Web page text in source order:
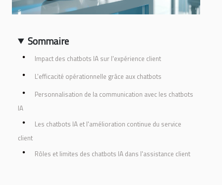
Sommaire
Impact des chatbots IA sur l'expérience client
L'efficacité opérationnelle grâce aux chatbots
Personnalisation de la communication avec les chatbots
IA
Les chatbots IA et l'amélioration continue du service
client
Rôles et limites des chatbots IA dans l'assistance client